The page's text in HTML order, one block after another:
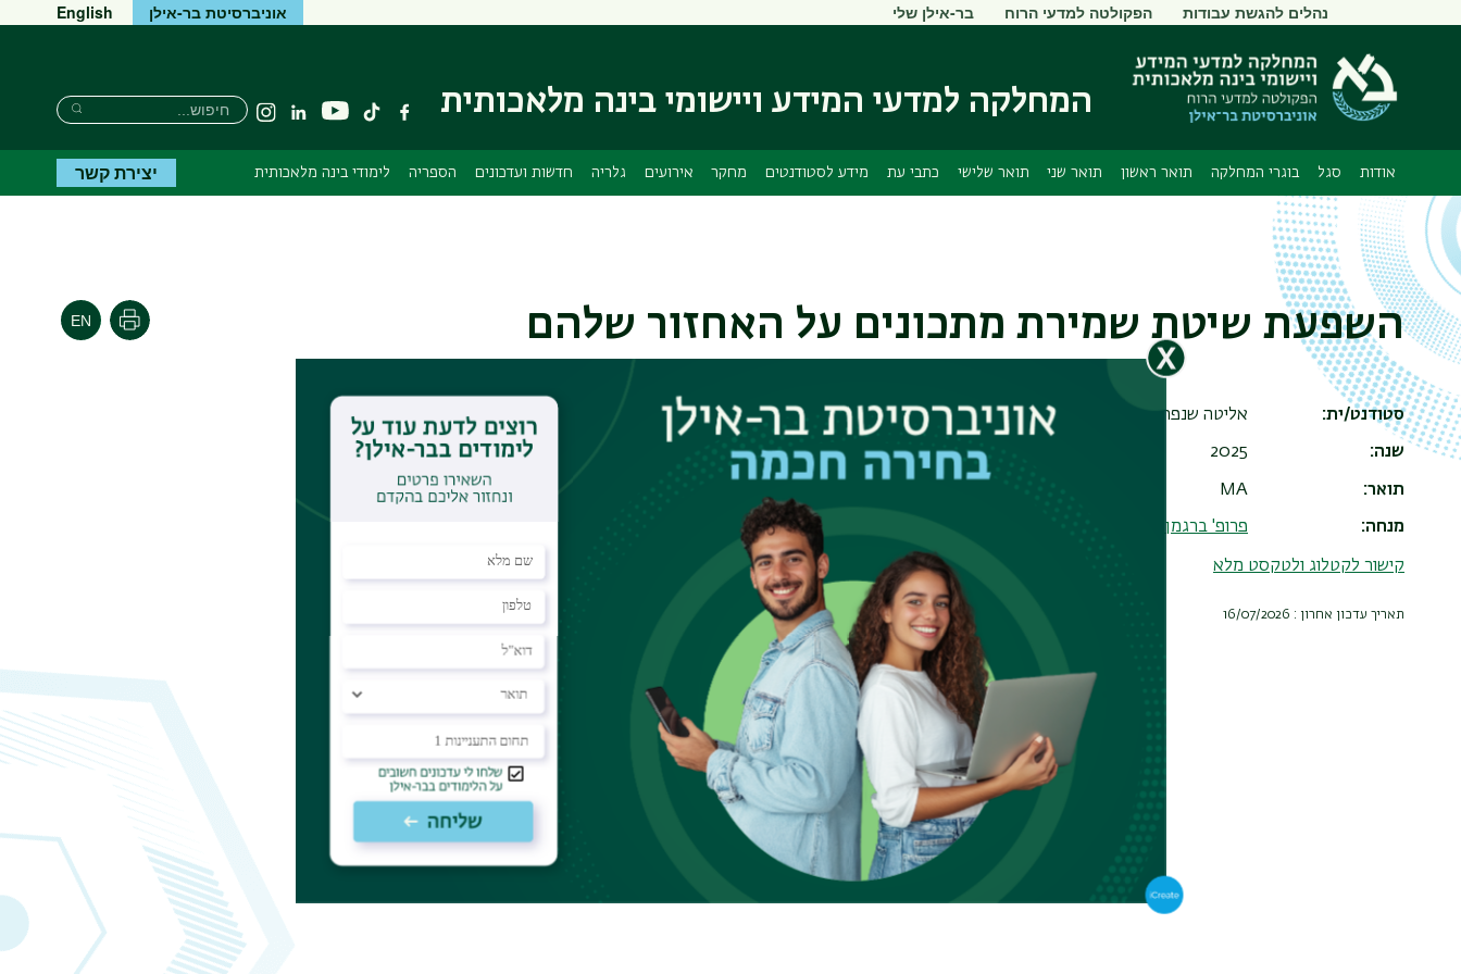
ראשי
תפריט
נהלים להגשת עבודות הפקולטה למדעי הרוח בר-אילן שלי אוניברסיטת בר-אילן English
המחלקה למדעי המידע ויישומי בינה מלאכותית פייסבוקtiktok יוטיוב Linkedin
Instagram
חיפוש
Search
Search
אודות סגל בוגרי המחלקה תואר ראשון תואר שני תואר שלישי כתבי עת מידע לסטודנטים מחקר אירועים גלריה חדשות ועדכונים הספריה לימודי בינה מלאכותית יצירת קשר
השפעת שיטת שמירת מתכונים על האחזור שלהם הדפסה
סטודנט/ית אליטה שנפר ריינברג
שנה 2025
תואר MA
מנחה פרופ' ברגמן עופר
קישור לקטלוג ולטקסט מלא
תאריך עדכון אחרון : 16/07/2026